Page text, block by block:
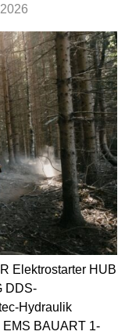
Elektrostarter HUB
DDS-
Hydraulik
EMS BAUART 1-